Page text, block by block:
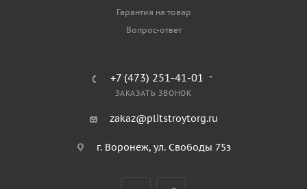
Гарантия на товар
Вопрос-ответ
+7 (473) 251-41-01
ЗАКАЗАТЬ ЗВОНОК
zakaz@plitstroytorg.ru
г. Воронеж, ул. Свободы 75з